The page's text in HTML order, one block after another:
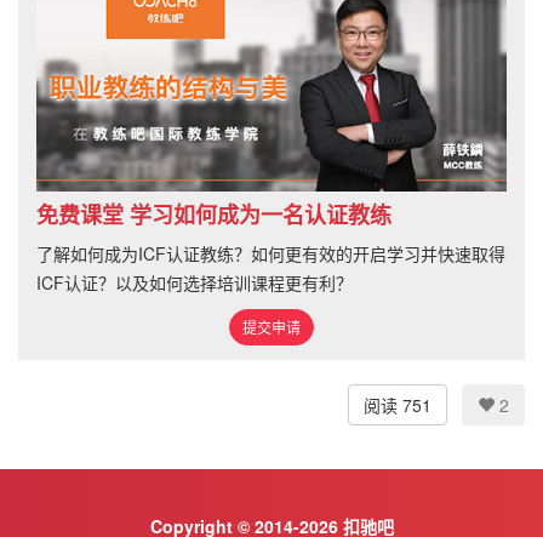
免费课堂 学习如何成为一名认证教练
了解如何成为ICF认证教练？如何更有效的开启学习并快速取得
ICF认证？以及如何选择培训课程更有利？
提交申请
阅读 751 2
Copyright © 2014-2026 扣驰吧